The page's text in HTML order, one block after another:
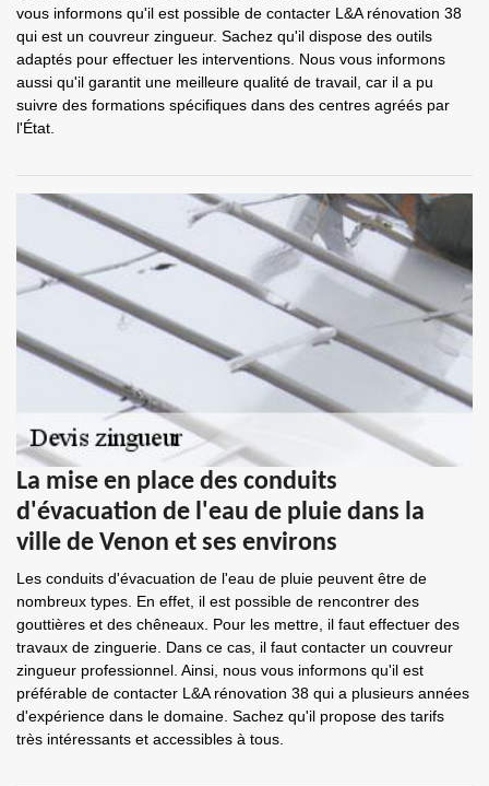
vous informons qu'il est possible de contacter L&A rénovation 38
qui est un couvreur zingueur. Sachez qu'il dispose des outils
adaptés pour effectuer les interventions. Nous vous informons
aussi qu'il garantit une meilleure qualité de travail, car il a pu
suivre des formations spécifiques dans des centres agréés par
l'État.
La mise en place des conduits
d'évacuation de l'eau de pluie dans la
ville de Venon et ses environs
Les conduits d'évacuation de l'eau de pluie peuvent être de
nombreux types. En effet, il est possible de rencontrer des
gouttières et des chêneaux. Pour les mettre, il faut effectuer des
travaux de zinguerie. Dans ce cas, il faut contacter un couvreur
zingueur professionnel. Ainsi, nous vous informons qu'il est
préférable de contacter L&A rénovation 38 qui a plusieurs années
d'expérience dans le domaine. Sachez qu'il propose des tarifs
très intéressants et accessibles à tous.